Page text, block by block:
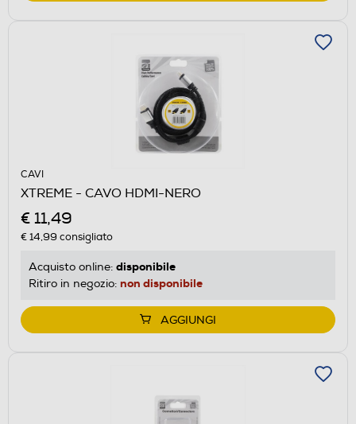
CAVI
XTREME - CAVO HDMI-NERO
€ 11,49
€ 14,99 consigliato
Acquisto online: disponibile
Ritiro in negozio: non disponibile
AGGIUNGI